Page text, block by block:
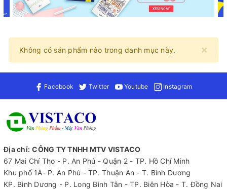
×
Không có sản phẩm nào trong danh mục này.
Facebook Twitter Youtube Instagram
Địa chỉ: CÔNG TY TNHH MTV VISTACO
67 Mai Chí Tho - P. An Phú - Quận 2 - TP. Hồ Chí Minh
Khu phố 1A- P. An Phú - TP. Thuận An - T. Bình Dương
KP. Bình Dương - P. Long Bình Tân - TP. Biên Hòa - T. Đồng Nai